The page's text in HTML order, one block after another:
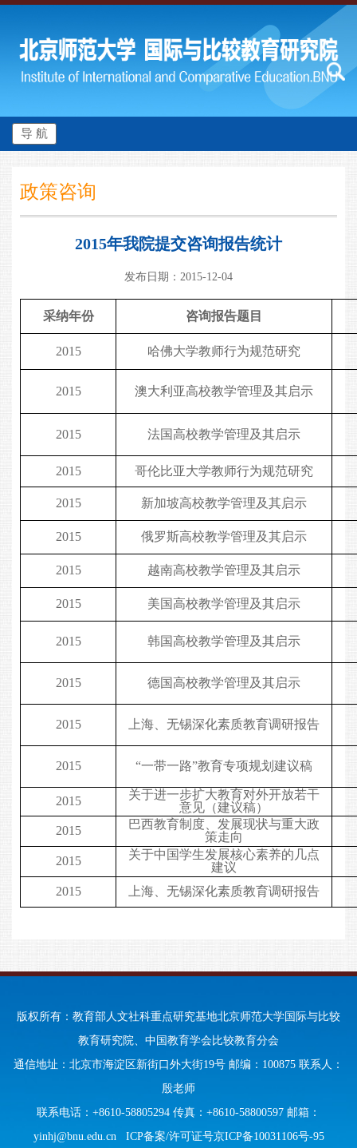
导 航
政策咨询
2015年我院提交咨询报告统计
发布日期：2015-12-04
采纳年份 咨询报告题目
2015 哈佛大学教师行为规范研究
2015 澳大利亚高校教学管理及其启示
2015 法国高校教学管理及其启示
2015 哥伦比亚大学教师行为规范研究
2015 新加坡高校教学管理及其启示
2015 俄罗斯高校教学管理及其启示
2015 越南高校教学管理及其启示
2015 美国高校教学管理及其启示
2015 韩国高校教学管理及其启示
2015 德国高校教学管理及其启示
2015 上海、无锡深化素质教育调研报告
2015 “一带一路”教育专项规划建议稿
2015
关于进一步扩大教育对外开放若干
意见（建议稿）
2015
巴西教育制度、发展现状与重大政
策走向
2015
关于中国学生发展核心素养的几点
建议
2015
上海、无锡深化素质教育调研报告
版权所有：教育部人文社科重点研究基地北京师范大学国际与比较
教育研究院、中国教育学会比较教育分会
通信地址：北京市海淀区新街口外大街19号 邮编：100875 联系人：
殷老师
联系电话：+8610-58805294 传真：+8610-58800597 邮箱：
yinhj@bnu.edu.cn ICP备案/许可证号京ICP备10031106号-95